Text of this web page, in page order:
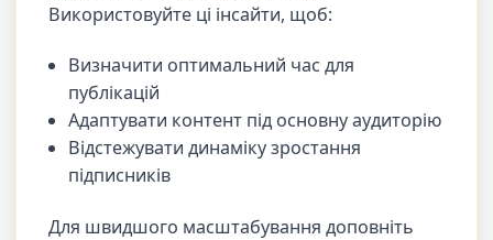
Використовуйте ці інсайти, щоб:
Визначити оптимальний час для
публікацій
Адаптувати контент під основну аудиторію
Відстежувати динаміку зростання
підписників
Для швидшого масштабування доповніть